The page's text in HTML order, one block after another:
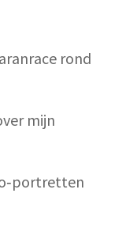
rond
mijn